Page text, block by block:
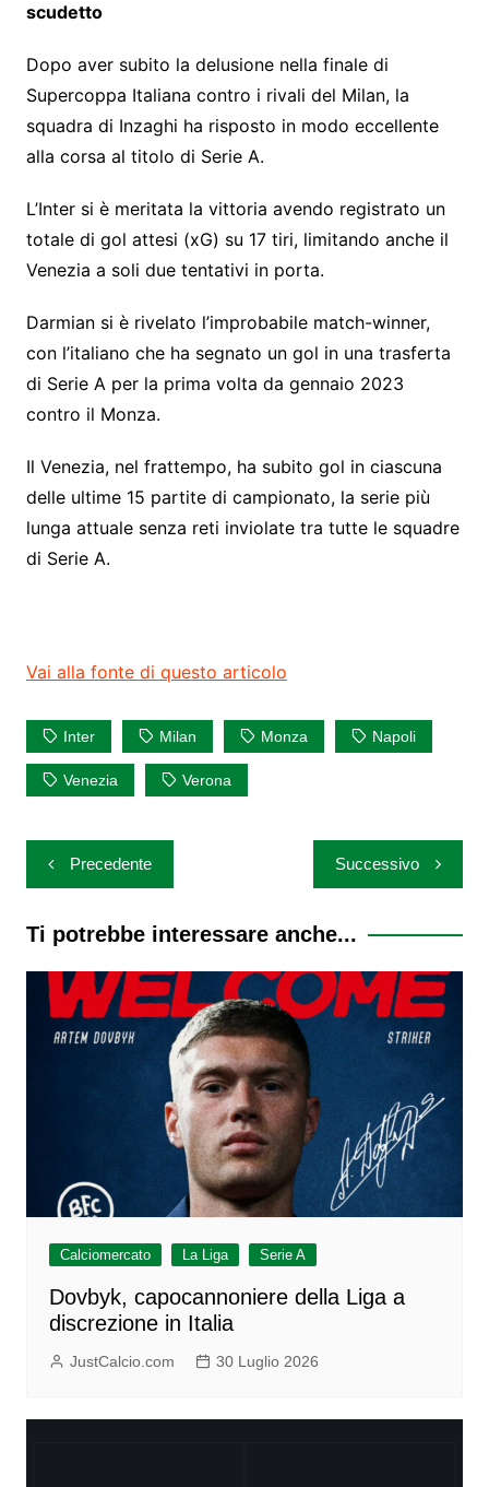
scudetto
Dopo aver subito la delusione nella finale di
Supercoppa Italiana contro i rivali del Milan, la
squadra di Inzaghi ha risposto in modo eccellente
alla corsa al titolo di Serie A.
L’Inter si è meritata la vittoria avendo registrato un
totale di gol attesi (xG) su 17 tiri, limitando anche il
Venezia a soli due tentativi in ​​porta.
Darmian si è rivelato l’improbabile match-winner,
con l’italiano che ha segnato un gol in una trasferta
di Serie A per la prima volta da gennaio 2023
contro il Monza.
Il Venezia, nel frattempo, ha subito gol in ciascuna
delle ultime 15 partite di campionato, la serie più
lunga attuale senza reti inviolate tra tutte le squadre
di Serie A.
Vai alla fonte di questo articolo
Inter Milan Monza Napoli
Venezia Verona
Navigazione
articoli
Precedente Successivo
Ti potrebbe interessare anche...
Calciomercato La Liga Serie A
Dovbyk, capocannoniere della Liga a
discrezione in Italia
JustCalcio.com 30 Luglio 2026